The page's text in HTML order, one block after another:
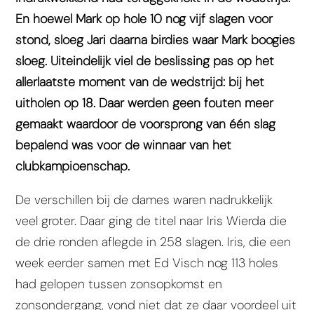
En hoewel Mark op hole 10 nog vijf slagen voor
stond, sloeg Jari daarna birdies waar Mark boogies
sloeg. Uiteindelijk viel de beslissing pas op het
allerlaatste moment van de wedstrijd: bij het
uitholen op 18. Daar werden geen fouten meer
gemaakt waardoor de voorsprong van één slag
bepalend was voor de winnaar van het
clubkampioenschap.
De verschillen bij de dames waren nadrukkelijk
veel groter. Daar ging de titel naar Iris Wierda die
de drie ronden aflegde in 258 slagen. Iris, die een
week eerder samen met Ed Visch nog 113 holes
had gelopen tussen zonsopkomst en
zonsondergang, vond niet dat ze daar voordeel uit